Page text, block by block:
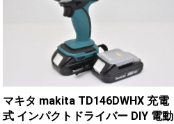
マキタ makita TD146DWHX 充電
式 インパクトドライバー DIY 電動